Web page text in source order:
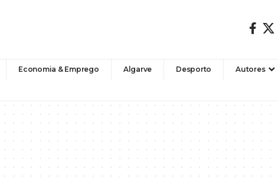
Economia & Emprego Algarve Desporto Autores